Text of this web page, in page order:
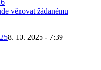
věnovat žádanému
8. 10. 2025 - 7:39